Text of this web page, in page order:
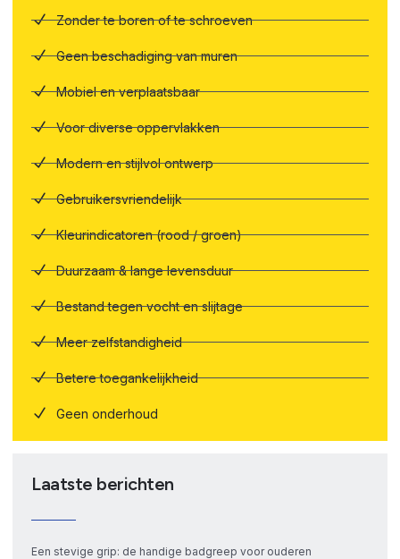
Zonder te boren of te schroeven
Geen beschadiging van muren
Mobiel en verplaatsbaar
Voor diverse oppervlakken
Modern en stijlvol ontwerp
Gebruikersvriendelijk
Kleurindicatoren (rood / groen)
Duurzaam & lange levensduur
Bestand tegen vocht en slijtage
Meer zelfstandigheid
Betere toegankelijkheid
Geen onderhoud
Laatste berichten
Een stevige grip: de handige badgreep voor ouderen